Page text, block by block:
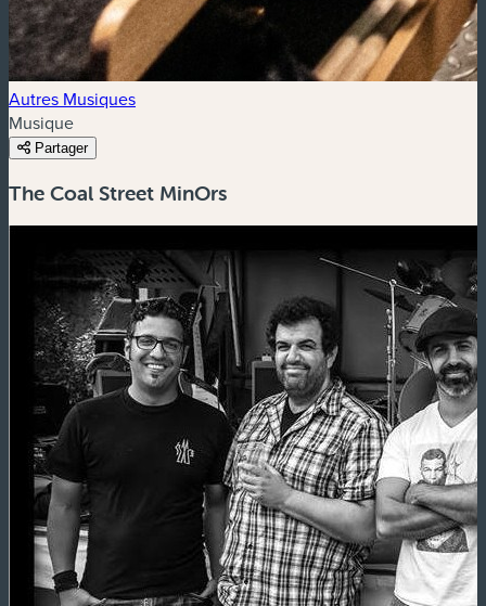
Autres Musiques
Musique
Partager
The Coal Street MinOrs